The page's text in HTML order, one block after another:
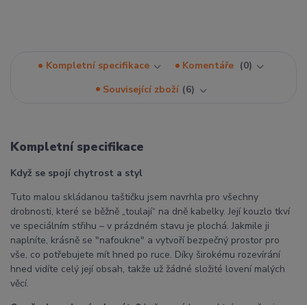
Kompletní specifikace Komentáře
0
Související zboží 6
Kompletní specifikace
Když se spojí chytrost a styl
Tuto malou skládanou taštičku jsem navrhla pro všechny
drobnosti, které se běžně „toulají“ na dně kabelky. Její kouzlo tkví
ve speciálním střihu – v prázdném stavu je plochá. Jakmile ji
naplníte, krásně se "nafoukne" a vytvoří bezpečný prostor pro
vše, co potřebujete mít hned po ruce. Díky širokému rozevírání
hned vidíte celý její obsah, takže už žádné složité lovení malých
věcí.